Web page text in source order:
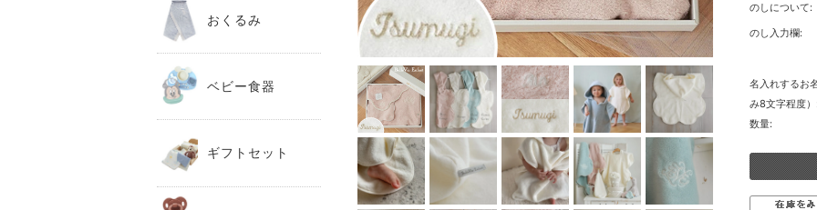
のしについて:
のし入力欄:
名入れするお
み8文字程度
数量:
おくるみ
ベビー食器
ギフトセット